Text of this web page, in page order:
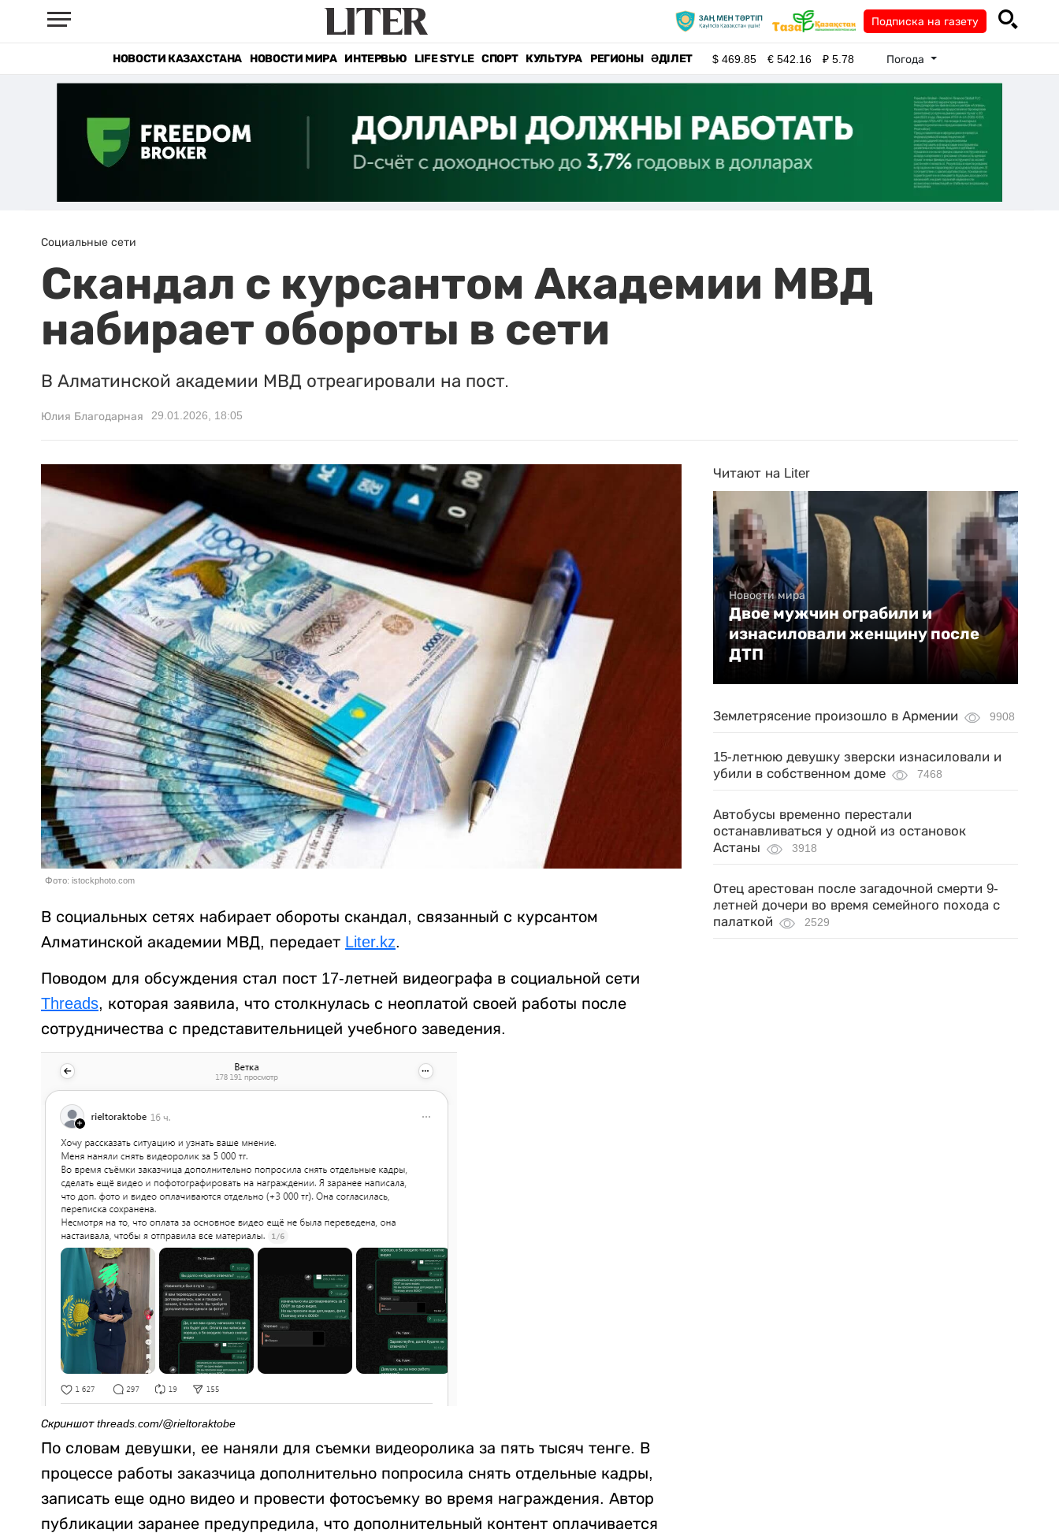
Подписка на газету
НОВОСТИ КАЗАХСТАНА НОВОСТИ МИРА ИНТЕРВЬЮ LIFE STYLE СПОРТ КУЛЬТУРА РЕГИОНЫ ӘДІЛЕТ $469.85 €542.16 ₽5.78 Погода
Социальные сети
Скандал с курсантом Академии МВД
набирает обороты в сети
В Алматинской академии МВД отреагировали на пост.
Юлия Благодарная 29.01.2026, 18:05
Фото: istockphoto.com
В социальных сетях набирает обороты скандал, связанный с курсантом
Алматинской академии МВД, передает Liter.kz.
Поводом для обсуждения стал пост 17-летней видеографа в социальной сети
Threads, которая заявила, что столкнулась с неоплатой своей работы после
сотрудничества с представительницей учебного заведения.
Скриншот threads.com/@rieltoraktobe
По словам девушки, ее наняли для съемки видеоролика за пять тысяч тенге. В
процессе работы заказчица дополнительно попросила снять отдельные кадры,
записать еще одно видео и провести фотосъемку во время награждения. Автор
публикации заранее предупредила, что дополнительный контент оплачивается
Читают на Liter
Новости мира
Двое мужчин ограбили и
изнасиловали женщину после
ДТП
Землетрясение произошло в Армении 9908
15-летнюю девушку зверски изнасиловали и
убили в собственном доме
7468
Автобусы временно перестали
останавливаться у одной из остановок
Астаны
3918
Отец арестован после загадочной смерти 9-
летней дочери во время семейного похода с
палаткой
2529